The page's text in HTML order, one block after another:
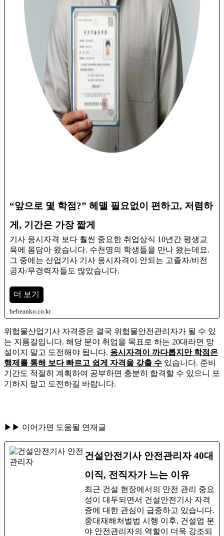
“앞으로 몇 학점?” 헤맬 필요없이 편하고, 저렴하
게, 기간은 가장 짧게
기사 응시자격 보다 훨씬 중요한 취업상식 10년간 평생교
육에 몸담아 왔습니다. 수천명의 학생들을 만나 왔는데요.
그 중에는 산업기사 기사 응시자격이 안되는 고졸자/비전
공자/무경력자들도 많았습니다. ​
더 보기
bebeanko.co.kr
위험물산업기사 자격증은 결국 위험물안전관리자가 될 수 있
는 지름길입니다. 해당 분야 취업을 목표로 하는 20대라면 망
설이지 말고 도전해야 됩니다. 응시자격이 까다롭지만 학점은
행제를 통해 보다 빠르고 쉽게 자격을 갖출 수 있습니다. 준비
기간도 적절히 계획하여 공부하면 충분히 합격할 수 있으니 포
기하지 말고 도전하길 바랍니다.
▶▶ 이어가면 도움될 연재글
건설안전기사 안전관리자 40대
이직, 전직자가 느는 이유
최근 건설 현장에서의 안전 관리 중요
성이 대두되면서 건설안전기사 자격
증에 대한 관심이 급증하고 있습니다.
​중대재해처벌법 시행 이후, 건설업 분
야 안전관리자의 역할이 더욱 강조되